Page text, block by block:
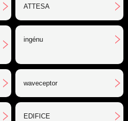
ATTESA
ingénu
waveceptor
EDIFICE